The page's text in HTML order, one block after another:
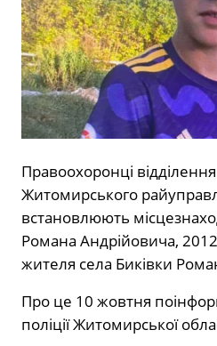
Правоохоронці
Житомирського
встановлюють
Романа Андрійовича,
жителя села Биківки
Про це 10 жовтня
поліції Житомирської